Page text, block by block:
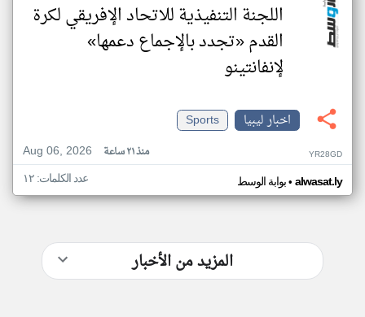
اللجنة التنفيذية للاتحاد الإفريقي لكرة
القدم «تجدد بالإجماع دعمها»
لإنفانتينو
اخبار ليبيا
Sports
Aug 06, 2026
منذ ٢١ ساعة YR28GD
بوابة الوسط• alwasat.ly عدد الكلمات: ١٢
المزيد من الأخبار